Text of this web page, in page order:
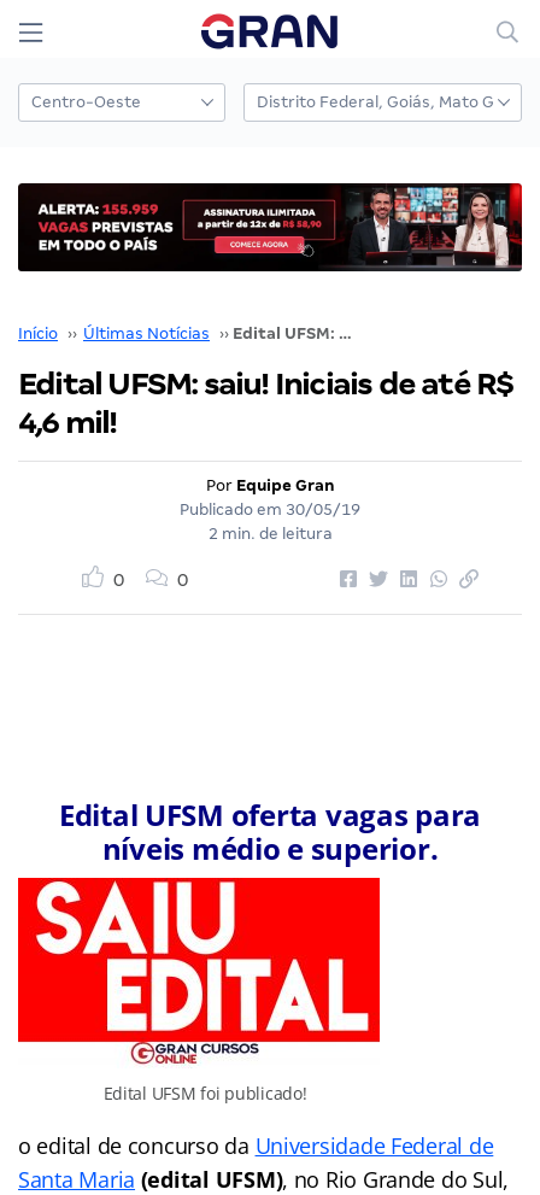
Início ›› Últimas Notícias ›› Edital UFSM: saiu! Iniciais de até R$ 4,6 mil!
Edital UFSM: saiu! Iniciais de até R$
4,6 mil!
Por Equipe Gran
Publicado em 30/05/19
2 min. de leitura
0 0
Edital UFSM oferta vagas para
níveis médio e superior.
Edital UFSM foi publicado!
o edital de concurso da Universidade Federal de
Santa Maria (edital UFSM), no Rio Grande do Sul,